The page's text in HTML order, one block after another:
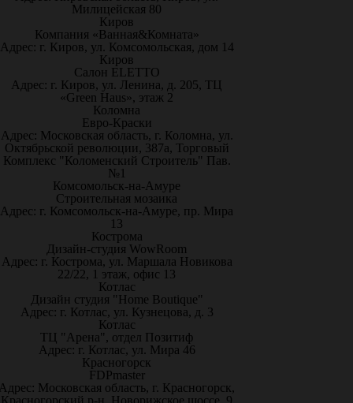
Милицейская 80
Киров
Компания «Ванная&Комната»
Адрес: г. Киров, ул. Комсомольская, дом 14
Киров
Салон ELETTO
Адрес: г. Киров, ул. Ленина, д. 205, ТЦ
«Green Haus», этаж 2
Коломна
Евро-Краски
Адрес: Московская область, г. Коломна, ул.
Октябрьской революции, 387а, Торговый
Комплекс "Коломенский Строитель" Пав.
№1
Комсомольск-на-Амуре
Строительная мозаика
Адрес: г. Комсомольск-на-Амуре, пр. Мира
13
Кострома
Дизайн-студия WowRoom
Адрес: г. Кострома, ул. Маршала Новикова
22/22, 1 этаж, офис 13
Котлас
Дизайн студия "Home Boutique"
Адрес: г. Котлас, ул. Кузнецова, д. 3
Котлас
ТЦ "Арена", отдел Позитиф
Адрес: г. Котлас, ул. Мира 46
Красногорск
FDPmaster
Московская область, г. Красногорск,
Красногорский р-н, Новорижское шоссе, 9